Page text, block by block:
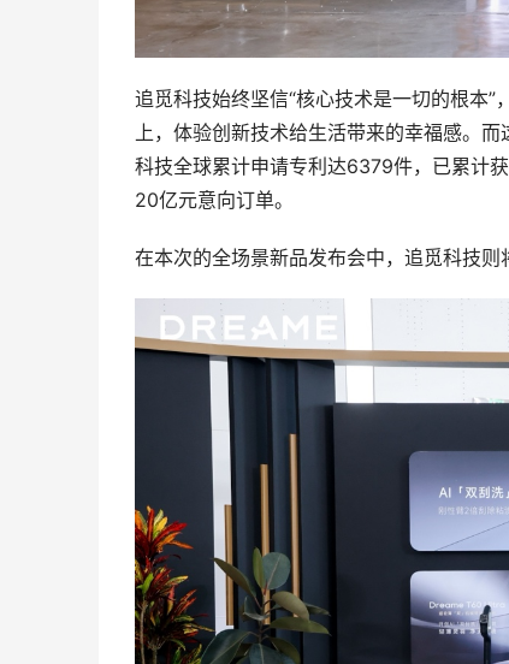
追觅科技始终坚信“核心技术是一切的根本
上，体验创新技术给生活带来的幸福感。
科技全球累计申请专利达6379件，已累计
20亿元意向订单。
在本次的全场景新品发布会中，追觅科技则